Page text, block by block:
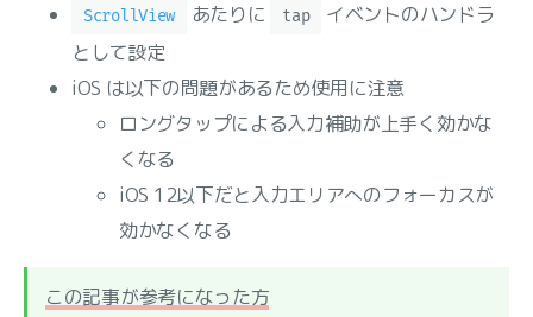
ScrollView
あたりに tap
イベントのハンドラ
として設定
iOS は以下の問題があるため使用に注意
ロングタップによる入力補助が上手く効かな
くなる
iOS 12以下だと入力エリアへのフォーカスが
効かなくなる
この記事が参考になった方